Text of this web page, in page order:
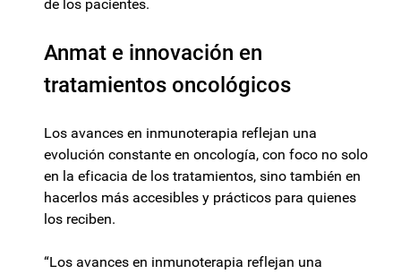
de los pacientes.
Anmat e innovación en
tratamientos oncológicos
Los avances en inmunoterapia reflejan una
evolución constante en oncología, con foco no solo
en la eficacia de los tratamientos, sino también en
hacerlos más accesibles y prácticos para quienes
los reciben.
“Los avances en inmunoterapia reflejan una